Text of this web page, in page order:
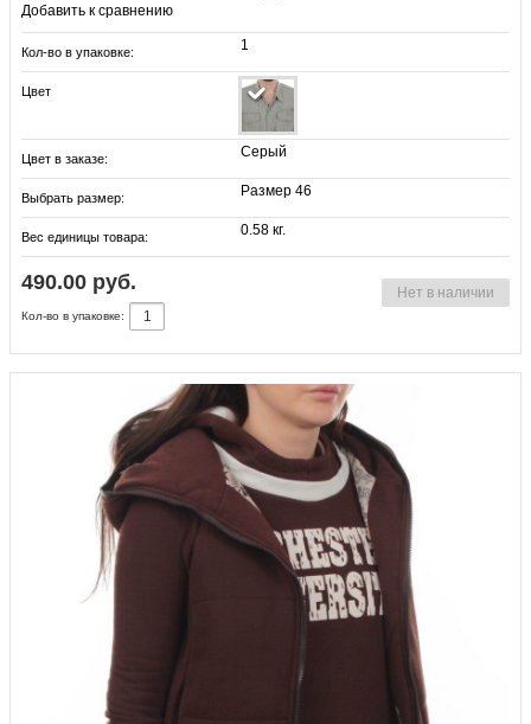
Добавить к сравнению
Кол-во в упаковке: 1
Цвет
Цвет в заказе: Серый
Выбрать размер: Размер 46
Вес единицы товара: 0.58 кг.
490.00 руб. Нет в наличии
Кол-во в упаковке: